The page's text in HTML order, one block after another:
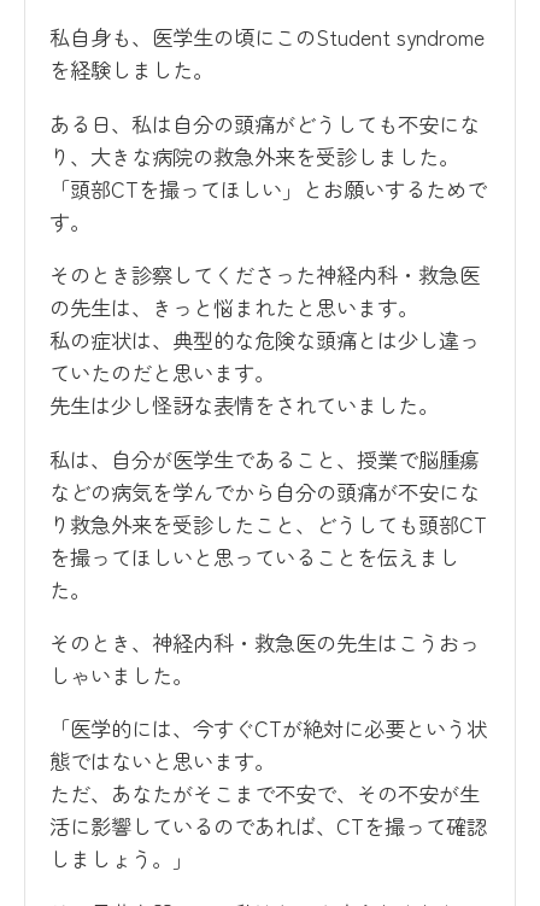
私自身も、医学生の頃にこのStudent syndrome
を経験しました。
ある日、私は自分の頭痛がどうしても不安にな
り、大きな病院の救急外来を受診しました。
「頭部CTを撮ってほしい」とお願いするためで
す。
そのとき診察してくださった神経内科・救急医
の先生は、きっと悩まれたと思います。
私の症状は、典型的な危険な頭痛とは少し違っ
ていたのだと思います。
先生は少し怪訝な表情をされていました。
私は、自分が医学生であること、授業で脳腫瘍
などの病気を学んでから自分の頭痛が不安にな
り救急外来を受診したこと、どうしても頭部CT
を撮ってほしいと思っていることを伝えまし
た。
そのとき、神経内科・救急医の先生はこうおっ
しゃいました。
「医学的には、今すぐCTが絶対に必要という状
態ではないと思います。
ただ、あなたがそこまで不安で、その不安が生
活に影響しているのであれば、CTを撮って確認
しましょう。」